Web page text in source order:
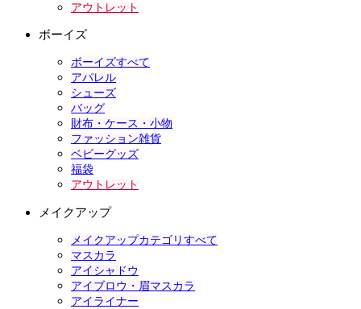
アウトレット
ボーイズ
ボーイズすべて
アパレル
シューズ
バッグ
財布・ケース・小物
ファッション雑貨
ベビーグッズ
福袋
アウトレット
メイクアップ
メイクアップカテゴリすべて
マスカラ
アイシャドウ
アイブロウ・眉マスカラ
アイライナー